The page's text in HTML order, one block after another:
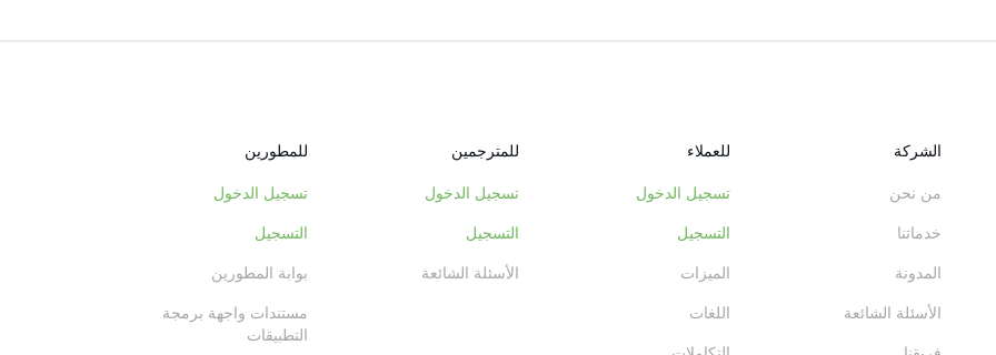
الشركة
من نحن
خدماتنا
المدونة
الأسئلة الشائعة
للعملاء
تسجيل الدخول
التسجيل
الميزات
اللغات
للمترجمين
تسجيل الدخول
التسجيل
الأسئلة الشائعة
للمطورين
تسجيل الدخول
التسجيل
بوابة المطورين
مستندات واجهة برمجة
التطبيقات